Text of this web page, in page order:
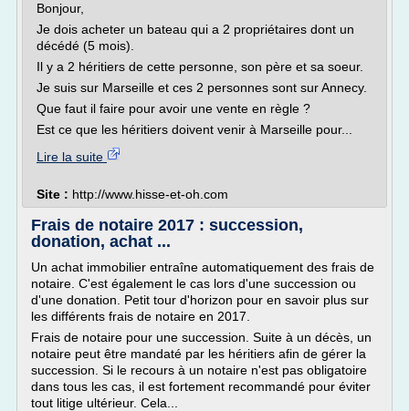
Bonjour,
Je dois acheter un bateau qui a 2 propriétaires dont un
décédé (5 mois).
Il y a 2 héritiers de cette personne, son père et sa soeur.
Je suis sur Marseille et ces 2 personnes sont sur Annecy.
Que faut il faire pour avoir une vente en règle ?
Est ce que les héritiers doivent venir à Marseille pour...
Lire la suite
Site : http://www.hisse-et-oh.com
Frais de notaire 2017 : succession,
donation, achat ...
Un achat immobilier entraîne automatiquement des frais de
notaire. C'est également le cas lors d'une succession ou
d'une donation. Petit tour d'horizon pour en savoir plus sur
les différents frais de notaire en 2017.
Frais de notaire pour une succession. Suite à un décès, un
notaire peut être mandaté par les héritiers afin de gérer la
succession. Si le recours à un notaire n'est pas obligatoire
dans tous les cas, il est fortement recommandé pour éviter
tout litige ultérieur. Cela...